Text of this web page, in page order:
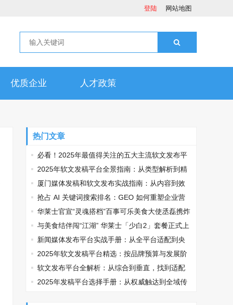
登陆 网站地图
优质企业 人才政策
热门文章
必看！2025年最值得关注的五大主流软文发布平
台排名
2025年软文发稿平台全景指南：从类型解析到精
准投放，解锁高效传播密码
厦门媒体发稿和软文发布实战指南：从内容到效
果的完美转化
抢占 AI 关键词搜索排名：GEO 如何重塑企业营
销新逻辑
华莱士官宣“灵魂搭档”百事可乐美食大使丞磊携炸
鸡可乐邀您观战
与美食结伴闯“江湖” 华莱士「少白2」套餐正式上
线新闻媒体发布平台实战手册：从全平台适配到央
媒传播的精准路径
2025年软文发稿平台精选：按品牌预算与发展阶
段适配指南
软文发布平台全解析：从综合到垂直，找到适配
你的传播利器
2025年发稿平台选择手册：从权威触达到全域传